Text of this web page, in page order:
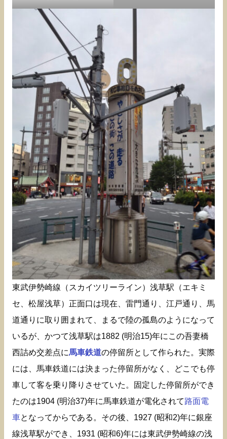
東武伊勢崎線（スカイツリーライン）浅草駅（エキミ
セ、松屋浅草）正面口は現在、雷門通り、江戸通り、馬
道通りに取り囲まれて、まるで陸の孤島のようになって
いるが、かつて浅草駅は1882 (明治15)年にこの吾妻橋
西詰め交差点に馬車鉄道の停留所として作られた。実際
には、馬車鉄道には決まった停留所がなく、どこでも停
車して客を乗り降りさせていた。固定した停留所ができ
たのは1904 (明治37)年に馬車鉄道が電化されて路面電
車となってからである。その後、1927 (昭和2)年に銀座
線浅草駅ができ、1931 (昭和6)年には東武伊勢崎線の浅